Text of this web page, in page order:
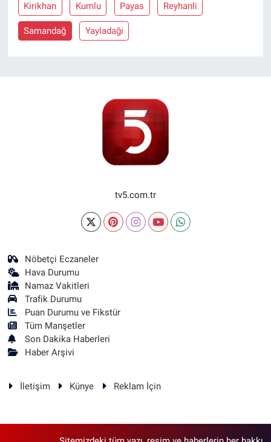
Kirikhan Kumlu Payas Reyhanli
Samandağ Yayladaği
tv5.com.tr
Nöbetçi Eczaneler
Hava Durumu
Namaz Vakitleri
Trafik Durumu
Puan Durumu ve Fikstür
Tüm Manşetler
Son Dakika Haberleri
Haber Arşivi
İletişim Künye Reklam İçin